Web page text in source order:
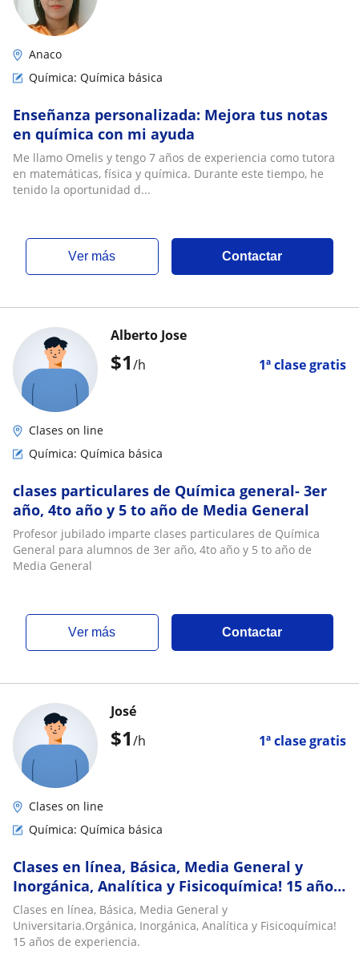
Anaco
Química: Química básica
Enseñanza personalizada: Mejora tus notas
en química con mi ayuda
Me llamo Omelis y tengo 7 años de experiencia como tutora
en matemáticas, física y química. Durante este tiempo, he
tenido la oportunidad d...
ver más Contactar
$1/h 1ª clase gratis
Alberto Jose
Clases on line
Química: Química básica
clases particulares de Química general- 3er
año, 4to año y 5 to año de Media General
Profesor jubilado imparte clases particulares de Química
General para alumnos de 3er año, 4to año y 5 to año de
Media General
ver más Contactar
$1/h 1ª clase gratis
José
Clases on line
Química: Química básica
Clases en línea, Básica, Media General y
Inorgánica, Analítica y Fisicoquímica! 15 años
de experiencia
Clases en línea, Básica, Media General y
Universitaria.Orgánica, Inorgánica, Analítica y Fisicoquímica!
15 años de experiencia.